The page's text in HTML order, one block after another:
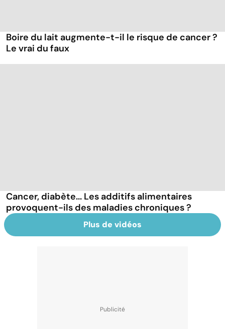
Boire du lait augmente-t-il le risque de cancer ?
Le vrai du faux
Cancer, diabète... Les additifs alimentaires
provoquent-ils des maladies chroniques ?
Plus de vidéos